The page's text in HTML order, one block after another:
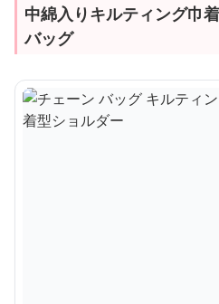
中綿入りキルティング巾
バッグ